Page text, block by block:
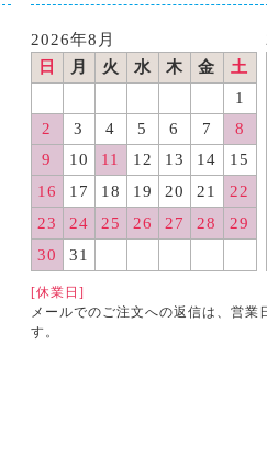
2026年8月
日
月 火 水 木 金
土
1
2
3 4 5 6 7
8
9
10 11 12 13 14
15
16
17 18 19 20 21
22
23
24 25 26 27 28
29
30
31
[休業日]
メールでのご注文への返信は、営業
す。